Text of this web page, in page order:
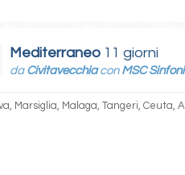
Mediterraneo 11 giorni
da Civitavecchiacon MSC
Marsiglia, Malaga, Tangeri, Ceuta,